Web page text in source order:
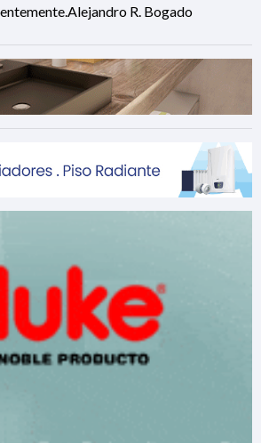
R. Bogado